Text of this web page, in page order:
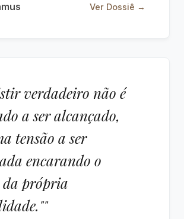
Ver Dossiê →
verdadeiro não é
a ser alcançado,
tensão a ser
encarando o
da própria